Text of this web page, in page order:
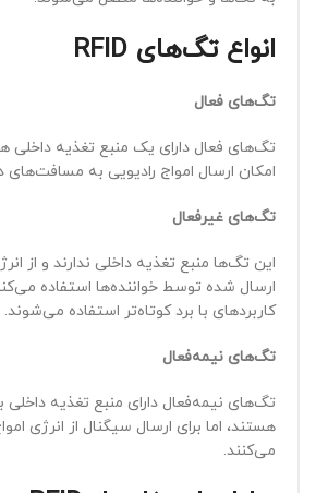
انواع تگ‌های
تگ‌های فعال
تگ‌های فعال دارای یک منبع تغذیه داخلی
امکان ارسال امواج رادیویی به مسافت‌های
تگ‌های غیرفعال
این تگ‌ها منبع تغذیه داخلی ندارند و از
ارسال شده توسط خواننده‌ها استفاده
کاربردهای با برد کوتاه‌تر استفاده می‌شوند.
تگ‌های نیمه‌فعال
تگ‌های نیمه‌فعال دارای منبع تغذیه داخلی
هستند، اما برای ارسال سیگنال از انرژی
می‌کنند.